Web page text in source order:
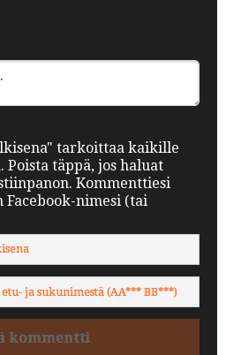
tarkoittaa kaikille
täppä, jos haluat
Kommenttiesi
Facebook-nimesi (tai
ja sukunimestä (AA*** BB***)
kommentti